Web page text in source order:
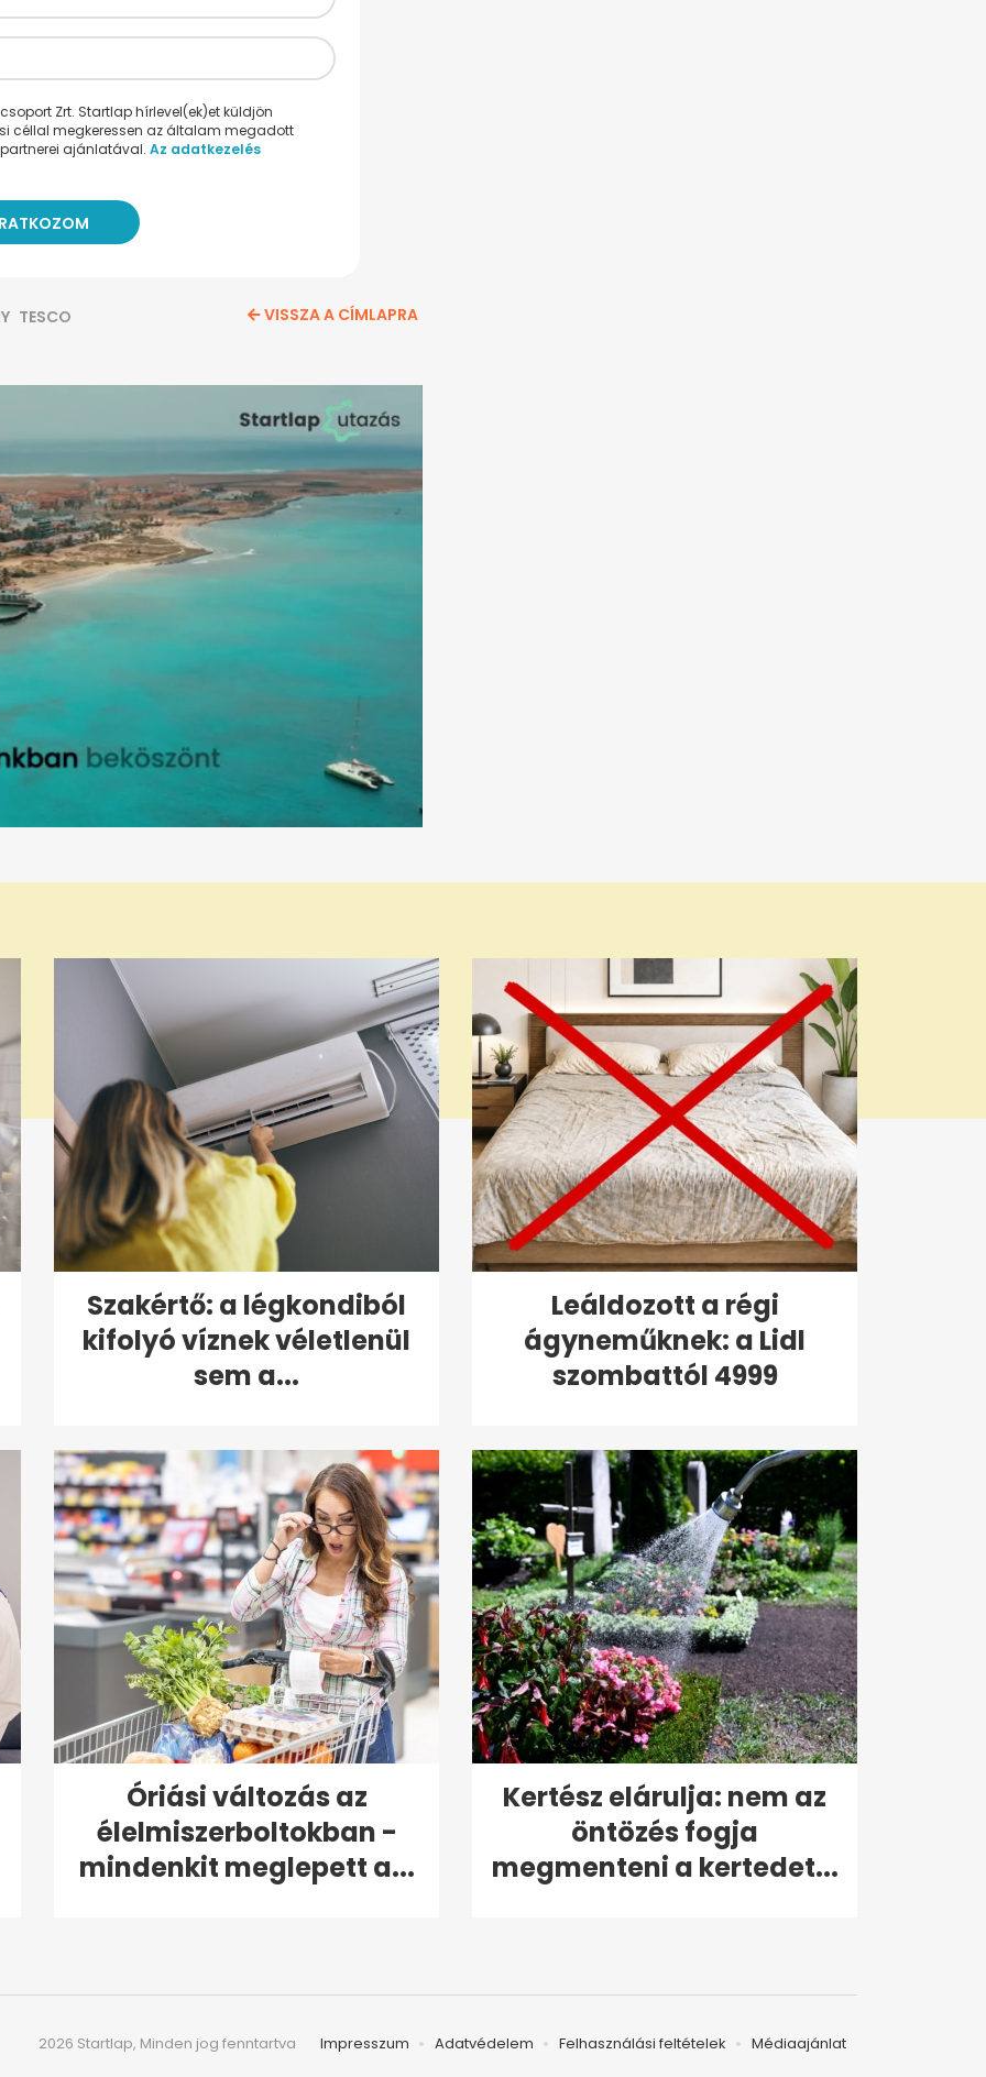
Zrt. Startlap hírlevel(ek)et küldjön
céllal megkeressen az általam megadott
ajánlatával. Az adatkezelés
TESCO VISSZA A CÍMLAPRA
Szakértő: a légkondiból
kifolyó víznek véletlenül
sem a...
Leáldozott a régi
ágyneműknek: a Lidl
szombattól 4999
Óriási változás az
élelmiszerboltokban -
mindenkit meglepett a...
Kertész elárulja: nem az
öntözés fogja
megmenteni a kertedet...
Impresszum Adatvédelem Felhasználási feltételek Médiaajánlat
2026 Startlap, Minden jog fenntartva